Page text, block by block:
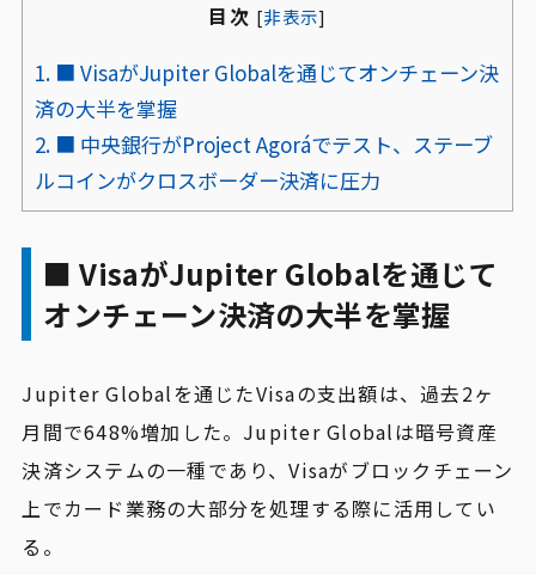
目次 [非表示]
1. ■ VisaがJupiter Globalを通じてオンチェーン決
済の大半を掌握
2. ■ 中央銀行がProject Agoráでテスト、ステーブ
ルコインがクロスボーダー決済に圧力
■ VisaがJupiter Globalを通じて
オンチェーン決済の大半を掌握
Jupiter Globalを通じたVisaの支出額は、過去2ヶ
月間で648%増加した。Jupiter Globalは暗号資産
決済システムの一種であり、Visaがブロックチェーン
上でカード業務の大部分を処理する際に活用してい
る。